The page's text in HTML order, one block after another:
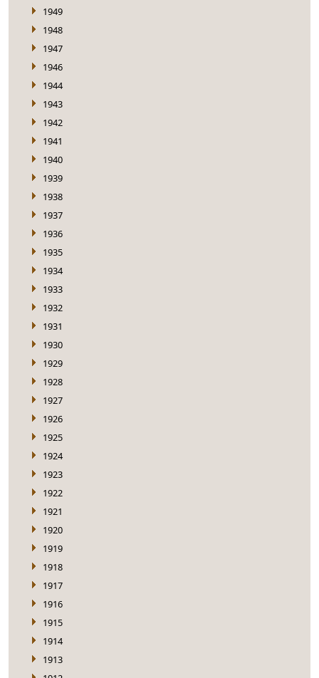
1949
1948
1947
1946
1944
1943
1942
1941
1940
1939
1938
1937
1936
1935
1934
1933
1932
1931
1930
1929
1928
1927
1926
1925
1924
1923
1922
1921
1920
1919
1918
1917
1916
1915
1914
1913